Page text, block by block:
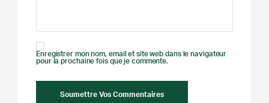
Enregistrer mon nom, email et site web dans le navigateur
pour la prochaine fois que je commente.